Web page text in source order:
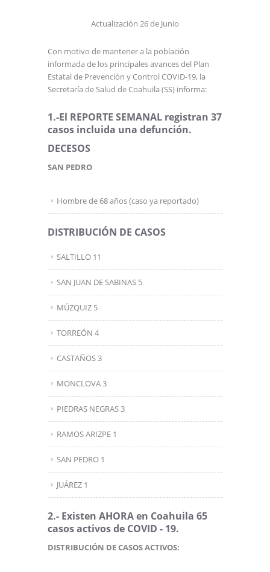
Actualización 26 de Junio
Con motivo de mantener a la población
informada de los principales avances del Plan
Estatal de Prevención y Control COVID-19, la
Secretaría de Salud de Coahuila (SS) informa:
1.-El REPORTE SEMANAL registran 37
casos incluida una defunción.
DECESOS
SAN PEDRO
Hombre de 68 años (caso ya reportado)
DISTRIBUCIÓN DE CASOS
SALTILLO 11
SAN JUAN DE SABINAS 5
MÚZQUIZ 5
TORREÓN 4
CASTAÑOS 3
MONCLOVA 3
PIEDRAS NEGRAS 3
RAMOS ARIZPE 1
SAN PEDRO 1
JUÁREZ 1
2.- Existen AHORA en Coahuila 65
casos activos de COVID - 19.
DISTRIBUCIÓN DE CASOS ACTIVOS: